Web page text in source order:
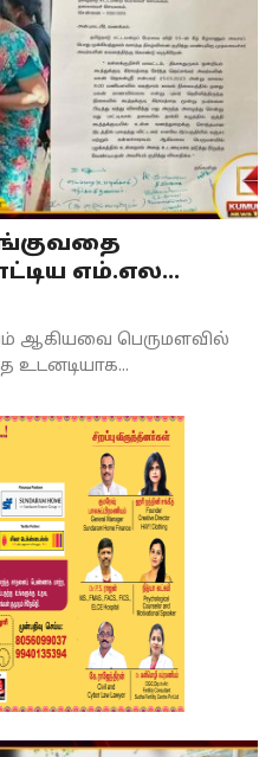
எம்.எல...
ஆகியவை பெருமளவில்
உடனடியாக...